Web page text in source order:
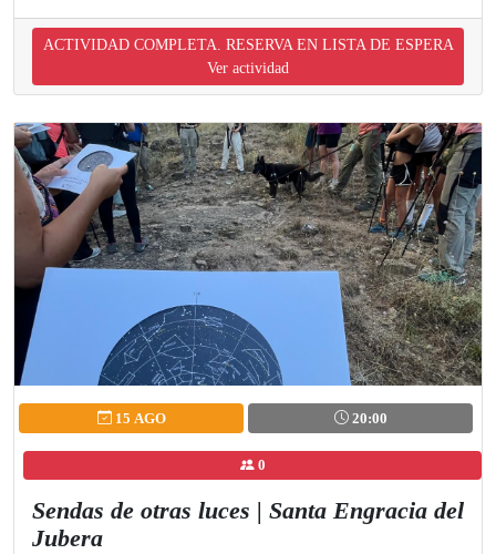
ACTIVIDAD COMPLETA. RESERVA EN LISTA DE ESPERA
Ver actividad
15 AGO 20:00
0
Sendas de otras luces | Santa Engracia del
Jubera